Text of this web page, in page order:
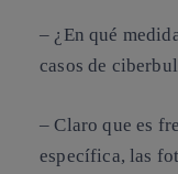
– ¿En qué
casos de
– Claro que es
específica, las